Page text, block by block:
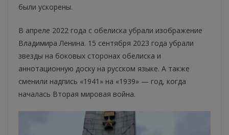
были ускорены.
В апреле 2022 года с обелиска убрали изображение
Владимира Ленина. 15 сентября 2023 года убрали
звезды на боковых сторонах обелиска и
аннотационную доску на русском языке. А также
сменили надпись «1941» на «1939» — год, когда
началась Вторая мировая война.